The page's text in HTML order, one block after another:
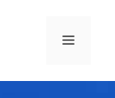
Meniu